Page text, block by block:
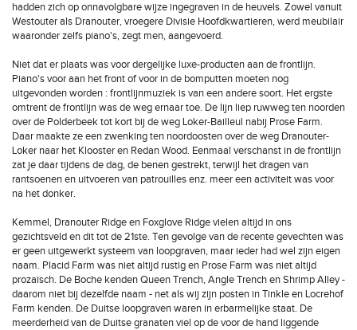
hadden zich op onnavolgbare wijze ingegraven in de heuvels. Zowel vanuit
Westouter als Dranouter, vroegere Divisie Hoofdkwartieren, werd meubilair
waaronder zelfs piano's, zegt men, aangevoerd.
Niet dat er plaats was voor dergelijke luxe-producten aan de frontlijn.
Piano's voor aan het front of voor in de bomputten moeten nog
uitgevonden worden : frontlijnmuziek is van een andere soort. Het ergste
omtrent de frontlijn was de weg ernaar toe. De lijn liep ruwweg ten noorden
over de Polderbeek tot kort bij de weg Loker-Bailleul nabij Prose Farm.
Daar maakte ze een zwenking ten noordoosten over de weg Dranouter-
Loker naar het Klooster en Redan Wood. Eenmaal verschanst in de frontlijn
zat je daar tijdens de dag, de benen gestrekt, terwijl het dragen van
rantsoenen en uitvoeren van patrouilles enz. meer een activiteit was voor
na het donker.
Kemmel, Dranouter Ridge en Foxglove Ridge vielen altijd in ons
gezichtsveld en dit tot de 21ste. Ten gevolge van de recente gevechten was
er geen uitgewerkt systeem van loopgraven, maar ieder had wel zijn eigen
naam. Placid Farm was niet altijd rustig en Prose Farm was niet altijd
prozaïsch. De Boche kenden Queen Trench, Angle Trench en Shrimp Alley -
daarom niet bij dezelfde naam - net als wij zijn posten in Tinkle en Locrehof
Farm kenden. De Duitse loopgraven waren in erbarmelijke staat. De
meerderheid van de Duitse granaten viel op de voor de hand liggende